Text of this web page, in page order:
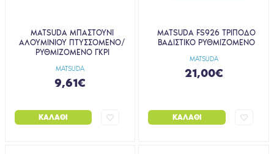
MATSUDA
MATSUDA ΜΠΑΣΤΟΥΝΙ
ΑΛΟΥΜΙΝΙΟΥ ΠΤΥΣΣΟΜΕΝΟ/
ΡΥΘΜΙΖΟΜΕΝΟ ΓΚΡΙ
9,61€
ΚΑΛΆΘΙ
MATSUDA
MATSUDA FS926 ΤΡΙΠΟΔΟ
BAΔIΣTIKO ΡΥΘΜΙΖΟΜΕΝΟ
21,00€
ΚΑΛΆΘΙ